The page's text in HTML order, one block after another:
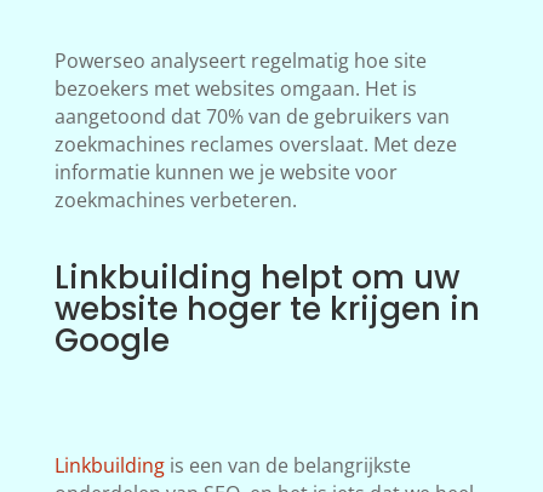
Powerseo analyseert regelmatig hoe site
bezoekers met websites omgaan. Het is
aangetoond dat 70% van de gebruikers van
zoekmachines reclames overslaat. Met deze
informatie kunnen we je website voor
zoekmachines verbeteren.
Linkbuilding helpt om uw
website hoger te krijgen in
Google
Linkbuildingis een van de belangrijkste